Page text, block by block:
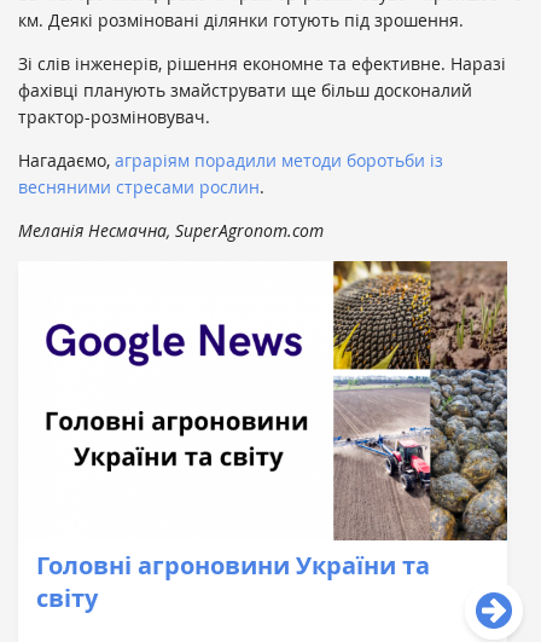
км. Деякі розміновані ділянки готують під зрошення.
Зі слів інженерів, рішення економне та ефективне. Наразі
фахівці планують змайструвати ще більш досконалий
трактор-розміновувач.
Нагадаємо, аграріям порадили методи боротьби із
весняними стресами рослин.
Меланія Несмачна, SuperAgronom.com
Головні агроновини України та
світу